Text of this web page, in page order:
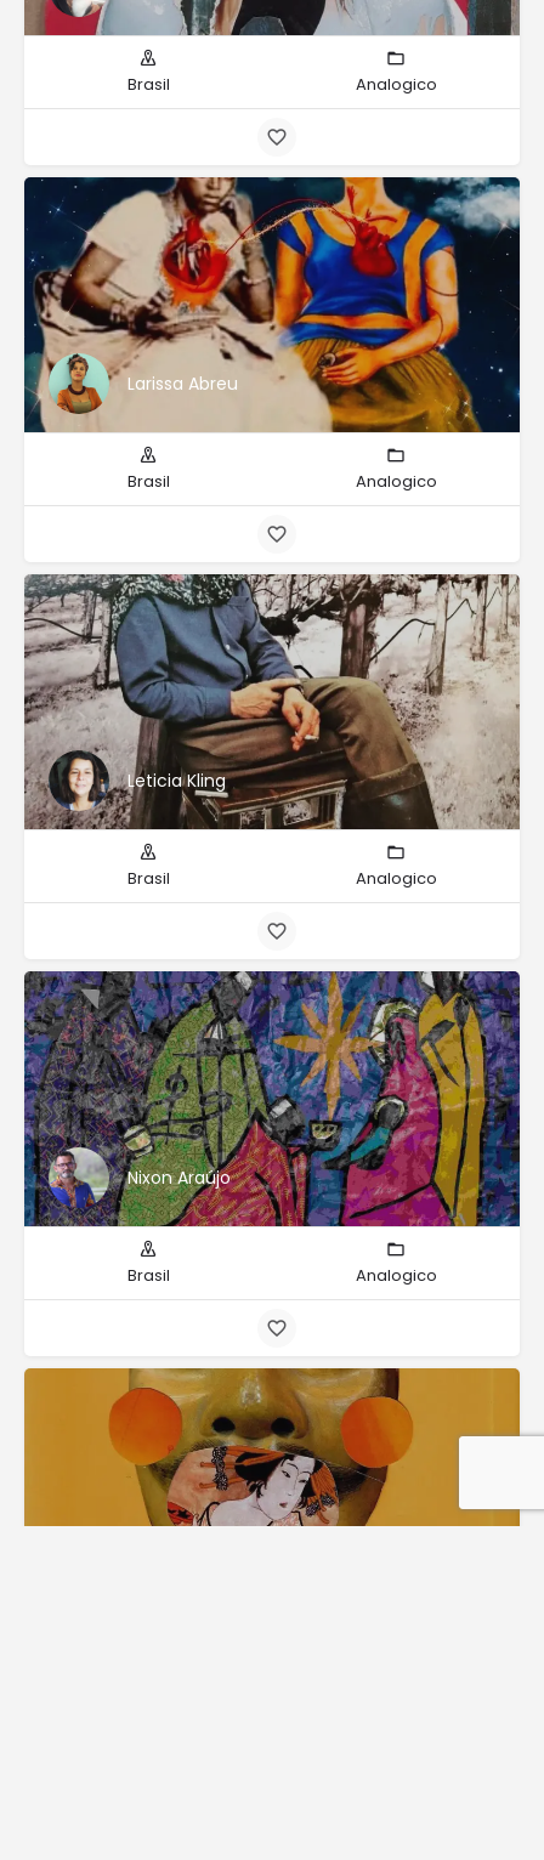
Brasil Analogico
Larissa Abreu
Brasil Analogico
Leticia Kling
Brasil Analogico
Nixon Araújo
Brasil Analogico